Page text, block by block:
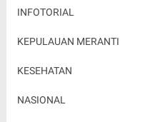
INFOTORIAL
KEPULAUAN MERANTI
KESEHATAN
NASIONAL